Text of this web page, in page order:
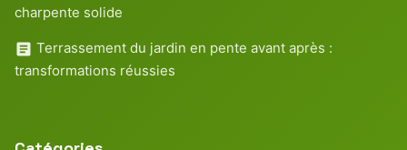
charpente solide
Terrassement du jardin en pente avant après :
transformations réussies